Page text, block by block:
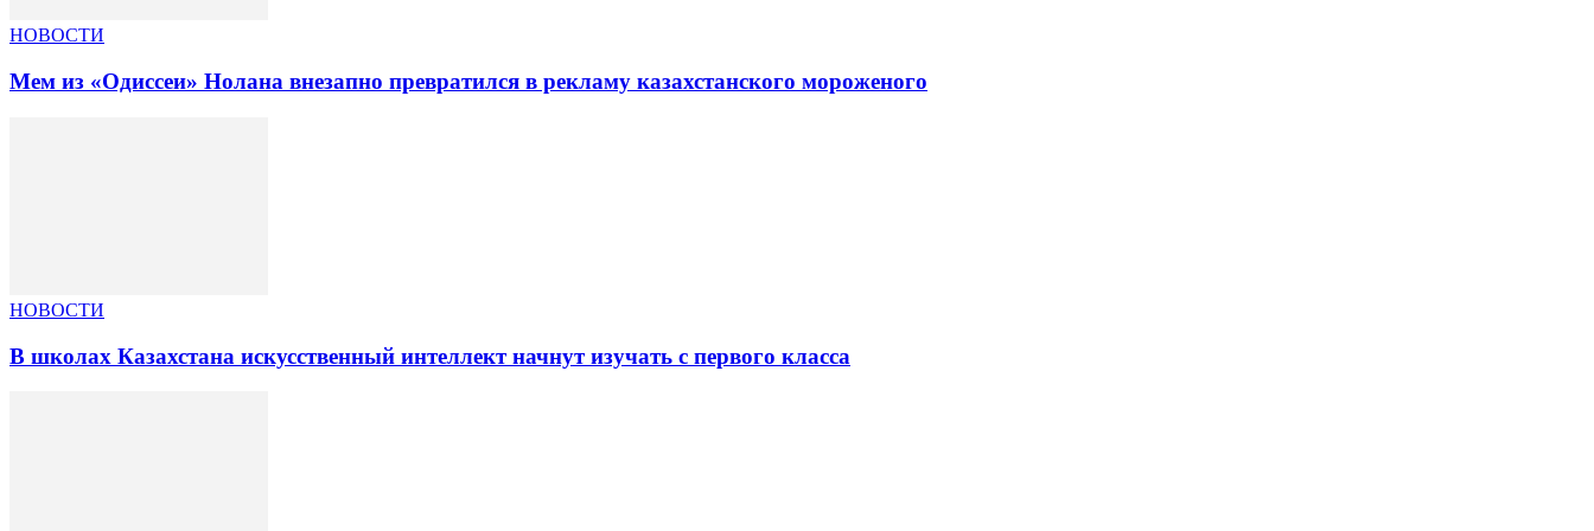
НОВОСТИ
Мем из «Одиссеи» Нолана внезапно превратился в рекламу казахстанского мороженого
НОВОСТИ
В школах Казахстана искусственный интеллект начнут изучать с первого класса